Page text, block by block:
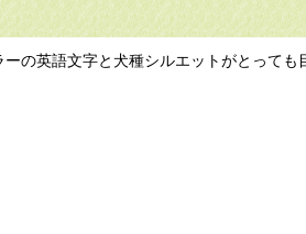
の英語文字と犬種シルエットがとって